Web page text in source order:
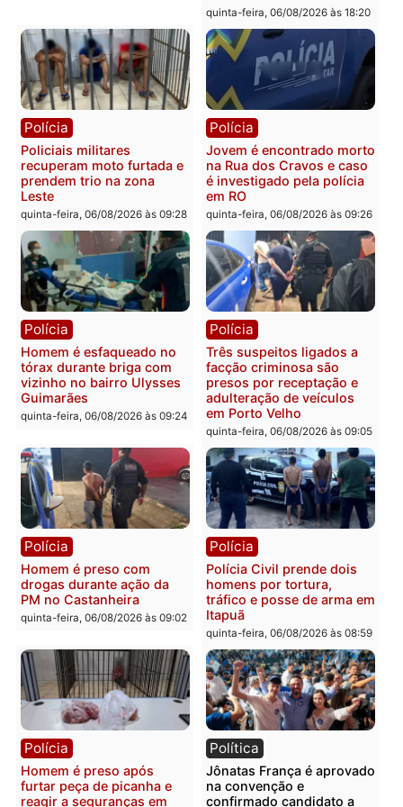
Polícia
Tragédia na BR-364:
colisão entre caminhão e
carro deixa quatro mortos
em Porto Velho
quinta-feira, 06/08/2026 às 20:51
Política
Ministro Dias Tofolli , do
TSE, determina
e processamento da
que pode levar à perda
mandato da prefeita de
Pimenta Bueno
quinta-feira, 06/08/2026 às
Polícia
Policiais militares
recuperam moto furtada e
prendem trio na zona
quinta-feira, 06/08/2026 às 09:28
Polícia
Jovem é encontrado
na Rua dos Cravos e
é investigado pela
em RO
quinta-feira, 06/08/2026 às
Polícia
Homem é esfaqueado no
vizinho no bairro Ulysses
Guimarães
quinta-feira, 06/08/2026 às 09:24
Polícia
Três suspeitos ligados a
facção criminosa são
presos por receptação e
adulteração de veículos
em Porto Velho
quinta-feira, 06/08/2026 às